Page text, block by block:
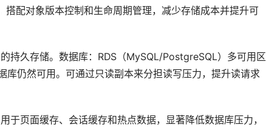
配对象版本控制和生命周期管理，减少存储成本并提升可
持久存储。数据库：RDS（MySQL/PostgreSQL）多可用区
库仍然可用。可通过只读副本来分担读写压力，提升读请求
页面缓存、会话缓存和热点数据，显著降低数据库压力，